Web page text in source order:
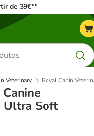
de 39€**
Veterinary Royal Canin
Ultra Soft